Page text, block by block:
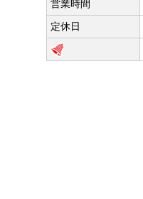
営業時間
定休日